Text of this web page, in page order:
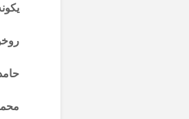
يكونه 11
روخولا
حامد 21